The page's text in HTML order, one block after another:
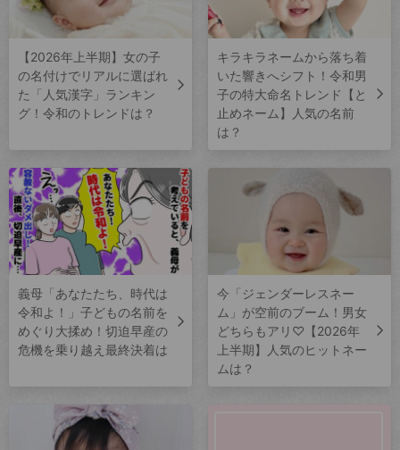
【2026年上半期】女の子
の名付けでリアルに選ばれ
た「人気漢字」ランキン
グ！令和のトレンドは？
キラキラネームから落ち着
いた響きへシフト！令和男
子の特大命名トレンド【と
止めネーム】人気の名前
は？
義母「あなたたち、時代は
令和よ！」子どもの名前を
めぐり大揉め！切迫早産の
危機を乗り越え最終決着は
今「ジェンダーレスネー
ム」が空前のブーム！男女
どちらもアリ♡【2026年
上半期】人気のヒットネー
ムは？